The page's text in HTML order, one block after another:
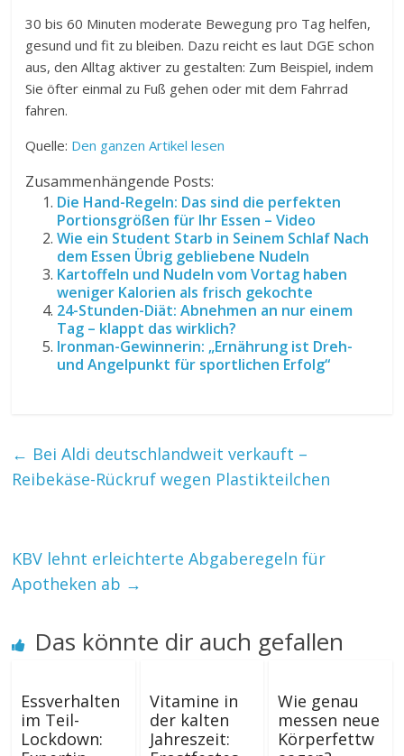
30 bis 60 Minuten moderate Bewegung pro Tag helfen,
gesund und fit zu bleiben. Dazu reicht es laut DGE schon
aus, den Alltag aktiver zu gestalten: Zum Beispiel, indem
Sie öfter einmal zu Fuß gehen oder mit dem Fahrrad
fahren.
Quelle: Den ganzen Artikel lesen
Zusammenhängende Posts:
Die Hand-Regeln: Das sind die perfekten
Portionsgrößen für Ihr Essen – Video
Wie ein Student Starb in Seinem Schlaf Nach
dem Essen Übrig gebliebene Nudeln
Kartoffeln und Nudeln vom Vortag haben
weniger Kalorien als frisch gekochte
24-Stunden-Diät: Abnehmen an nur einem
Tag – klappt das wirklich?
Ironman-Gewinnerin: „Ernährung ist Dreh-
und Angelpunkt für sportlichen Erfolg“
← Bei Aldi deutschlandweit verkauft –
Reibekäse-Rückruf wegen Plastikteilchen
KBV lehnt erleichterte Abgaberegeln für
Apotheken ab →
Das könnte dir auch gefallen
Essverhalten
im Teil-
Lockdown:
Vitamine in
der kalten
Jahreszeit:
Wie genau
messen neue
Körperfettw